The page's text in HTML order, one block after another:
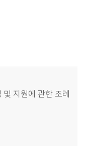
지원에 관한 조례